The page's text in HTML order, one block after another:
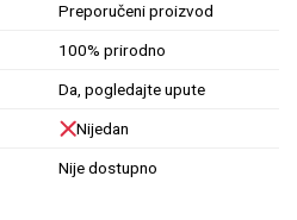
Preporučeni proizvod
100% prirodno
Da, pogledajte upute
Nijedan
Nije dostupno